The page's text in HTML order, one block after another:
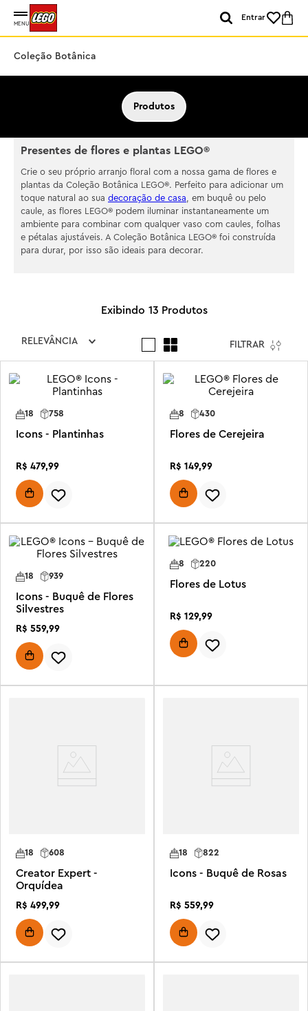
MENU
Entrar
Coleção Botânica
Produtos
Presentes de flores e plantas LEGO®
Crie o seu próprio arranjo floral com a nossa gama de flores e
plantas da Coleção Botânica LEGO®. Perfeito para adicionar um
toque natural ao sua decoração de casa, em buquê ou pelo
caule, as flores LEGO® podem iluminar instantaneamente um
ambiente para combinar com qualquer vaso com caules, folhas
e pétalas ajustáveis. A Coleção Botânica LEGO® foi construída
para durar, por isso são ideais para decorar.
13 Produtos
RELEVÂNCIA FILTRAR
758
18
Icons - Plantinhas
R$ 479,99
430
8
Flores de Cerejeira
R$ 149,99
939
18
Icons - Buquê de Flores
Silvestres
R$ 559,99
8 220
Flores de Lotus
R$ 129,99
608
18
Creator Expert -
Orquídea
R$ 499,99
822
18
Icons - Buquê de Rosas
R$ 559,99